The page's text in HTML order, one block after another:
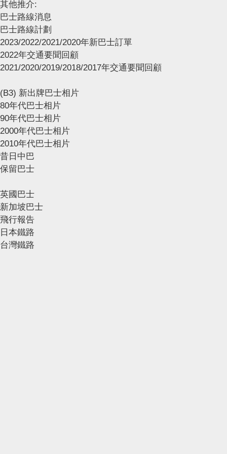
其他推介:
巴士路線消息
巴士路線計劃
2023/2022/2021/2020年新巴士訂單
2022年交通要聞回顧
2021/2020/2019/2018/2017年交通要聞回顧
(B3) 新出牌巴士相片
80年代巴士相片
90年代巴士相片
2000年代巴士相片
2010年代巴士相片
昔日中巴
保留巴士
英國巴士
新加坡巴士
飛行報告
日本鐵路
台灣鐵路